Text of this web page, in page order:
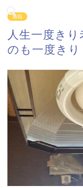
無職
人生一度き
のも一度きり